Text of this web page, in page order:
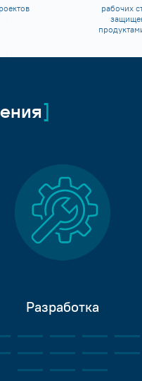
рабочих
Разработка